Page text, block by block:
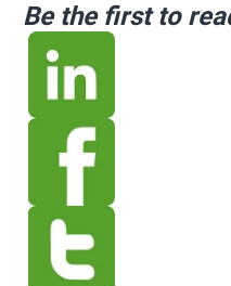
Be the first to